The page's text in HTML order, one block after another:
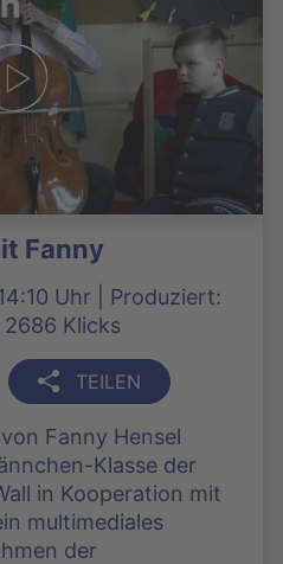
Fanny
Uhr | Produziert:
2686 Klicks
TEILEN
Fanny Hensel
Klasse der
in Kooperation mit
multimediales
der